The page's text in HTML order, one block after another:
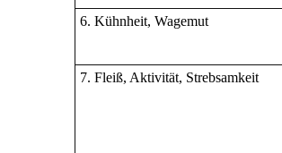
6. Kühnheit, Wagemut
7. Fleiß, Aktivität, Strebsamkeit